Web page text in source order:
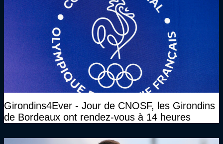
Girondins4Ever - Jour de CNOSF, les Girondins
de Bordeaux ont rendez-vous à 14 heures